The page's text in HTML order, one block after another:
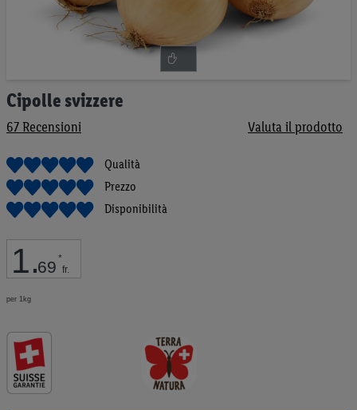
Cipolle svizzere
67Recensioni Valuta il prodotto
Qualità
Prezzo
Disponibilità
1.69 *
fr.
per 1kg
Vai
all'inizio
della
di
immagini